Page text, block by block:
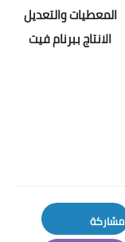
المعطيات والتعديل
الانتاج ببرنام فيت
مشاركة